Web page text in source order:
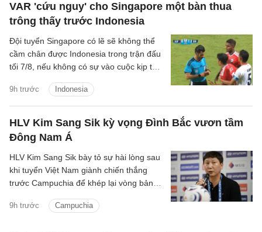
VAR 'cứu nguy' cho Singapore một bàn thua
trông thấy trước Indonesia
9h trước Indonesia
Đội tuyển Singapore có lẽ sẽ không thể
cầm chân được Indonesia trong trận đấu
tối 7/8, nếu không có sự vào cuộc kịp thời
HLV Kim Sang Sik kỳ vọng Đình Bắc vươn tầm
Đông Nam Á
9h trước Campuchia
HLV Kim Sang Sik bày tỏ sự hài lòng sau
khi tuyển Việt Nam giành chiến thắng
trước Campuchia để khép lại vòng bảng
đồng thời dành nhiều lời khen cho